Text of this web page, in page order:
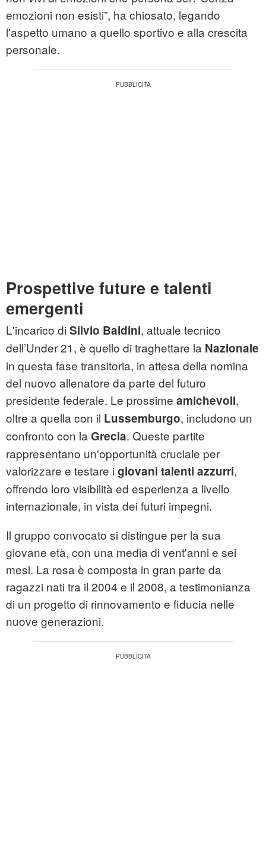
emozioni non esisti”, ha chiosato, legando
l'aspetto umano a quello sportivo e alla crescita
personale.
Prospettive future e talenti
emergenti
L'incarico di Silvio Baldini, attuale tecnico
dell’Under 21, è quello di traghettare la Nazionale
in questa fase transitoria, in attesa della nomina
del nuovo allenatore da parte del futuro
presidente federale. Le prossime amichevoli,
oltre a quella con il Lussemburgo, includono un
confronto con la Grecia. Queste partite
rappresentano un'opportunità cruciale per
valorizzare e testare i giovani talenti azzurri,
offrendo loro visibilità ed esperienza a livello
internazionale, in vista dei futuri impegni.
Il gruppo convocato si distingue per la sua
giovane età, con una media di vent'anni e sei
mesi. La rosa è composta in gran parte da
ragazzi nati tra il 2004 e il 2008, a testimonianza
di un progetto di rinnovamento e fiducia nelle
nuove generazioni.